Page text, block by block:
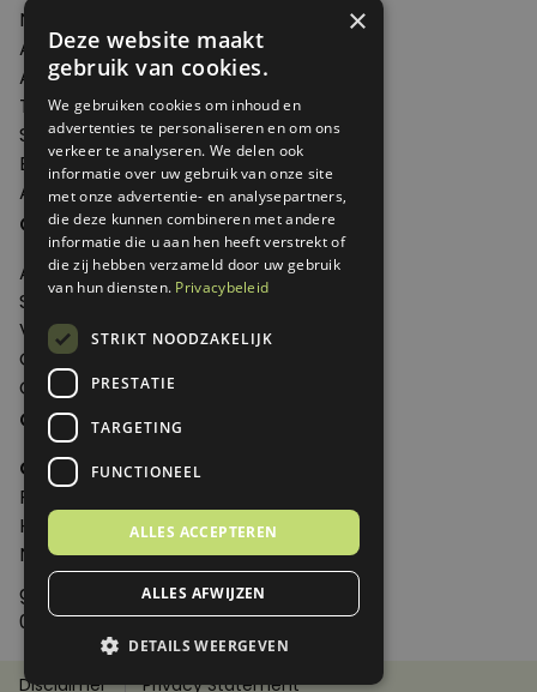
Nieuws
Artikelen
Agenda
Thema's
Shop
Edities
Abonneren
Over Genoeg
Adverteren
Samenwerken
Verkooppunten
Over Genoeg
Contact
Contactgegevens
Genoeg
Postbus 595 - 3700 AN Zeist
Huis ter Heideweg 13 - 3705MA Zeist
Nederland
genoeg@spabonneeservice.nl
088-1102091
Disclaimer Privacy Statement
×
Deze website maakt
gebruik van cookies.
We gebruiken cookies om inhoud en
advertenties te personaliseren en om ons
verkeer te analyseren. We delen ook
informatie over uw gebruik van onze site
met onze advertentie- en analysepartners,
die deze kunnen combineren met andere
informatie die u aan hen heeft verstrekt of
die zij hebben verzameld door uw gebruik
van hun diensten. Privacybeleid
STRIKT NOODZAKELIJK
PRESTATIE
TARGETING
FUNCTIONEEL
ALLES ACCEPTEREN
ALLES AFWIJZEN
DETAILS WEERGEVEN